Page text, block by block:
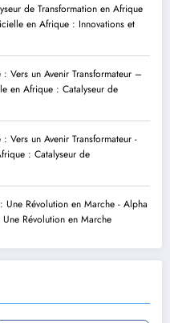
de Transformation en Afrique
en Afrique : Innovations et
Vers un Avenir Transformateur –
en Afrique : Catalyseur de
Vers un Avenir Transformateur -
: Catalyseur de
Révolution en Marche - Alpha
Révolution en Marche